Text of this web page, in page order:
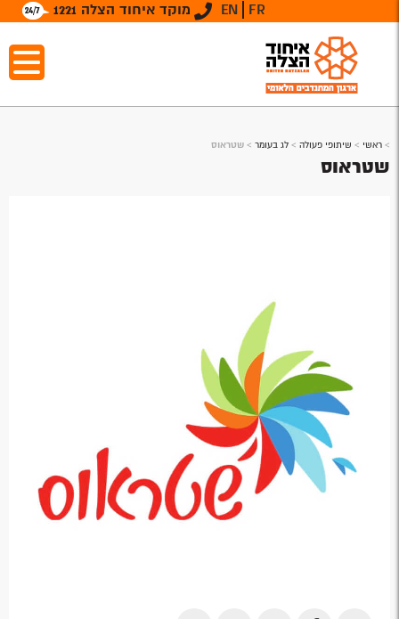
מוקד איחוד הצלה 1221 EN FR
> ראשי > שיתופי פעולה > לג בעומר > שטראוס
שטראוס